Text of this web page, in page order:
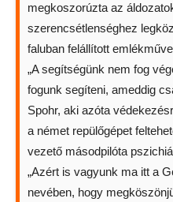
megkoszorúzta az
szerencsétlenséghez
faluban felállított
„A segítségünk nem fog
fogunk segíteni, ameddig
Spohr, aki azóta
a német repülőgépet
vezető másodpilóta
„Azért is vagyunk ma itt a
nevében, hogy